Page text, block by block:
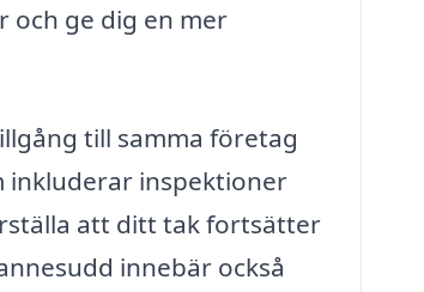
och ge dig en mer
till samma företag
inkluderar inspektioner
att ditt tak fortsätter
innebär också